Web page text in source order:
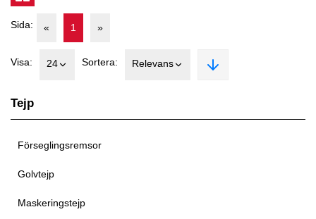
Tejp
Förseglingsremsor
Golvtejp
Maskeringstejp
Sida: « 1 »
Visa: 24 Sortera: Relevans